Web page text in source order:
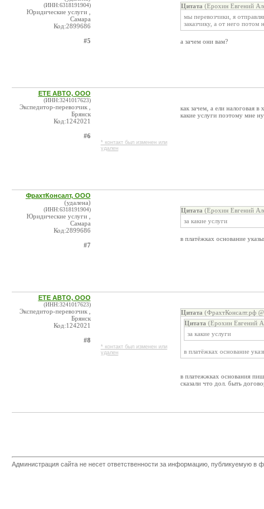
(ИНН:6318191904)
Юридические услуги ,
Самара
Код:2899686
#5
Цитата (Ерохин Евгений
мы перевозчики, я
заказчику, а от него
а зачем они вам?
ЕТЕ АВТО, ООО
(ИНН:3241017623)
Экспедитор-перевозчик ,
Брянск
Код:1242021
#6
* контакт был изменен или
удален
как зачем, а ели налоговая
какие услуги поэтому мне
ФрахтКонсалт, ООО
(удалена)
(ИНН:6318191904)
Юридические услуги ,
Самара
Код:2899686
#7
Цитата (Ерохин Евгений
за какие услуги
в платёжках основание
ЕТЕ АВТО, ООО
(ИНН:3241017623)
Экспедитор-перевозчик ,
Брянск
Код:1242021
#8
* контакт был изменен или
удален
Цитата (ФрахтКонсалт.рф
Цитата (Ерохин Евгений
за какие услуги
в платёжках основание
в платежжках основания
сказали что дол. быть
Администрация сайта не несет ответственности за информацию, публикуемую